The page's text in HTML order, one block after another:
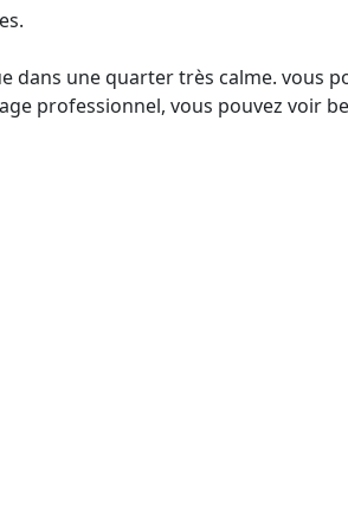
une quarter très calme. vous
professionnel, vous pouvez voir